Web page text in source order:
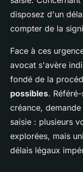
disposez d'un
compter de la
Face à ces
avocat s'avère
fondé de la
possibles.
créance,
saisie : plusieurs
explorées, mais
délais légaux